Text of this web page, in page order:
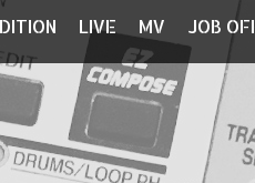
LIVE MV JOB